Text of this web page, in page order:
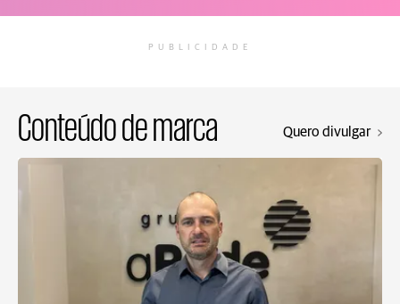
PUBLICIDADE
Conteúdo de marca Quero divulgar